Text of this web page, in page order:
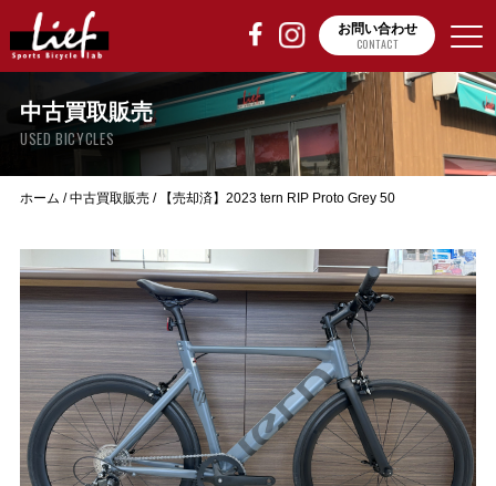
お問い合わせ
CONTACT
中古買取販売
USED BICYCLES
ホーム /中古買取販売/ 【売却済】2023 tern RIP Proto Grey 50